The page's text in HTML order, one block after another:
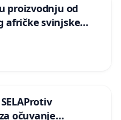
proizvodnju od
afričke svinjske
očuvanje